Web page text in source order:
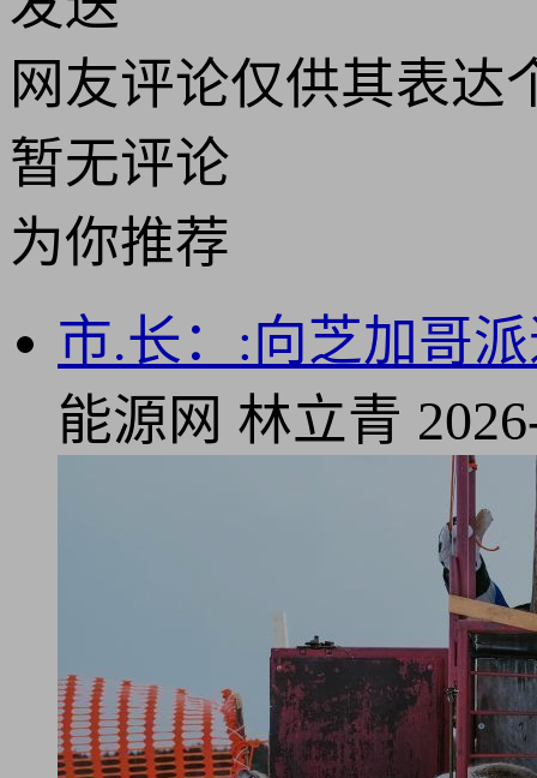
网友评论仅供其表达
暂无评论
为你推荐
市.长：:向芝加哥
能源网 林立青